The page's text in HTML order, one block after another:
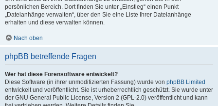
persönlichen Bereich. Dort finden Sie unter „Einstieg“ einen Punkt
„Dateianhänge verwalten“, über den Sie eine Liste Ihrer Dateianhänge
erhalten und diese verwalten können.
Nach oben
phpBB betreffende Fragen
Wer hat diese Forensoftware entwickelt?
Diese Software (in ihrer unmodifizierten Fassung) wurde von phpBB Limited
entwickelt und veröffentlicht. Sie ist urheberrechtlich geschützt. Sie wurde unter
der GNU General Public License, Version 2 (GPL-2.0) veröffentlicht und kann